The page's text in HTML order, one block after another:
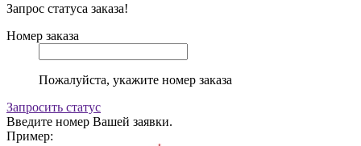
Запрос статуса заказа!
Номер заказа
Пожалуйста, укажите номер заказа
Запросить статус
Введите номер Вашей заявки.
Пример: